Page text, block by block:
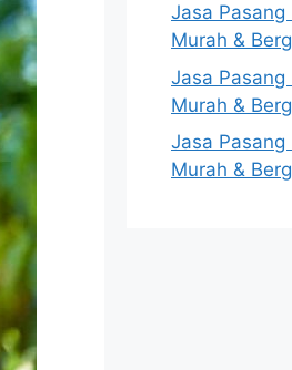
Jasa Pasang
Murah &
Jasa Pasang
Murah &
Jasa Pasang
Murah &